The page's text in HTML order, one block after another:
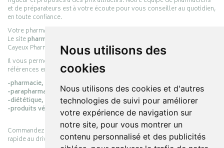
Nous utilisons des
cookies
Nous utilisons des cookies et d'autres
technologies de suivi pour améliorer
votre expérience de navigation sur
notre site, pour vous montrer un
contenu personnalisé et des publicités
et de préparateurs est à votre écoute pour vous conseiller au quotidien,
en toute confiance.
Votre pharmacie en ligne :
Le sitepharmacie-cayeux.fr
Cayeux Pharmabest Berck-sur-Mer – Rang-du-Fliers.
Il vous permet de réaliser vos achats en ligne parmi des milliers de
références en :
-pharmacie,
-parapharmacie,
-diététique,
-produits vétérinaires.
Commandez simplement vos produits en ligne et choisissez le retrait
rapide au drive ou la livraison à domicile, en toute simplicité.